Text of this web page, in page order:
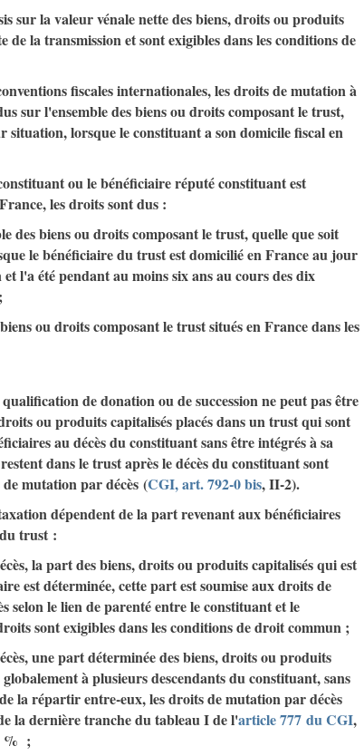
sur la valeur vénale nette des biens, droits ou produits
de la transmission et sont exigibles dans les conditions de
fiscales internationales, les droits de mutation à
sur l'ensemble des biens ou droits composant le trust,
situation, lorsque le constituant a son domicile fiscal en
ou le bénéficiaire réputé constituant est
les droits sont dus :
des biens ou droits composant le trust, quelle que soit
le bénéficiaire du trust est domicilié en France au jour
l'a été pendant au moins six ans au cours des dix
ou droits composant le trust situés en France dans les
de donation ou de succession ne peut pas être
ou produits capitalisés placés dans un trust qui sont
au décès du constituant sans être intégrés à sa
dans le trust après le décès du constituant sont
mutation par décès (CGI, art. 792-0 bis, II-2).
dépendent de la part revenant aux bénéficiaires
trust :
la part des biens, droits ou produits capitalisés qui est
est déterminée, cette part est soumise aux droits de
selon le lien de parenté entre le constituant et le
sont exigibles dans les conditions de droit commun ;
une part déterminée des biens, droits ou produits
globalement à plusieurs descendants du constituant, sans
la répartir entre-eux, les droits de mutation par décès
la dernière tranche du tableau I de l'article 777 du CGI,
% ;